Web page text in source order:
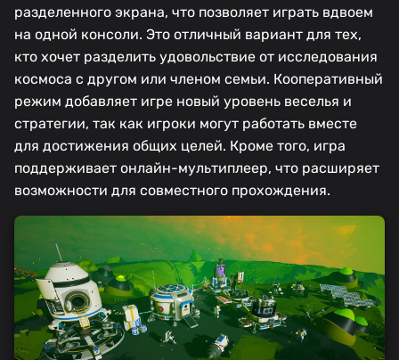
разделенного экрана, что позволяет играть вдвоем
на одной консоли. Это отличный вариант для тех,
кто хочет разделить удовольствие от исследования
космоса с другом или членом семьи. Кооперативный
режим добавляет игре новый уровень веселья и
стратегии, так как игроки могут работать вместе
для достижения общих целей. Кроме того, игра
поддерживает онлайн-мультиплеер, что расширяет
возможности для совместного прохождения.